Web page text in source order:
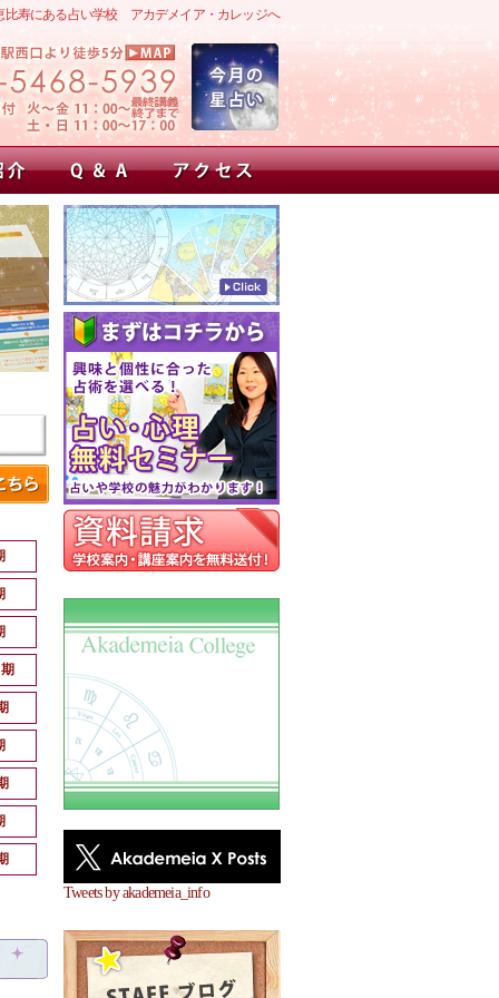
比寿にある占い学校 アカデメイア・カレッジへ
Tweets by akademeia_info